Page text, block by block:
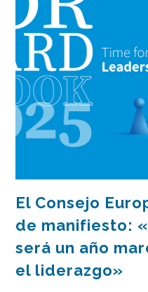
El Consejo
de manifiesto:
será un año
el liderazgo»